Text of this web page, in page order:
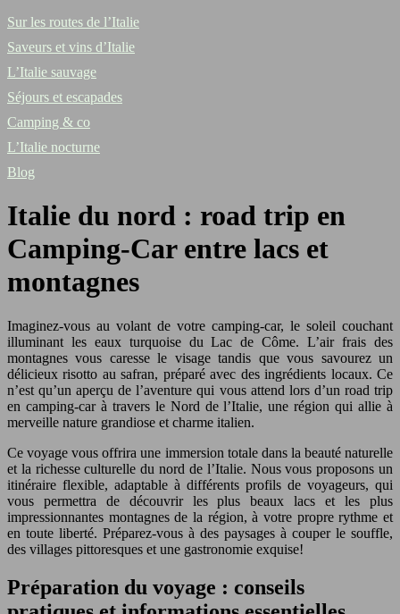
Sur les routes de l’Italie
Saveurs et vins d’Italie
L’Italie sauvage
Séjours et escapades
Camping & co
L’Italie nocturne
Blog
Italie du nord : road trip en
Camping-Car entre lacs et
montagnes
Imaginez-vous au volant de votre camping-car, le soleil couchant
illuminant les eaux turquoise du Lac de Côme. L’air frais des
montagnes vous caresse le visage tandis que vous savourez un
délicieux risotto au safran, préparé avec des ingrédients locaux. Ce
n’est qu’un aperçu de l’aventure qui vous attend lors d’un road trip
en camping-car à travers le Nord de l’Italie, une région qui allie à
merveille nature grandiose et charme italien.
Ce voyage vous offrira une immersion totale dans la beauté naturelle
et la richesse culturelle du nord de l’Italie. Nous vous proposons un
itinéraire flexible, adaptable à différents profils de voyageurs, qui
vous permettra de découvrir les plus beaux lacs et les plus
impressionnantes montagnes de la région, à votre propre rythme et
en toute liberté. Préparez-vous à des paysages à couper le souffle,
des villages pittoresques et une gastronomie exquise!
Préparation du voyage : conseils